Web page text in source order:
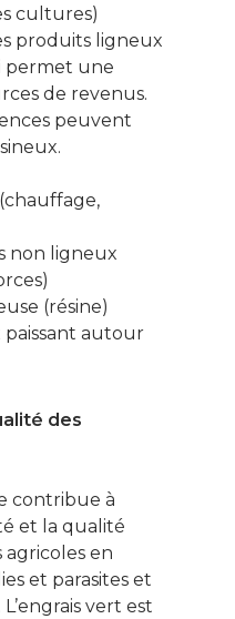
cultures)
produits ligneux
permet une
de revenus.
peuvent
non ligneux
(résine)
paissant autour
des
contribue à
et la qualité
en
et parasites et
vert est
intéresse ? Cliquez
pour vous inscrire à
newsletter !
Énergie
Gérer son
Jardin Animaux